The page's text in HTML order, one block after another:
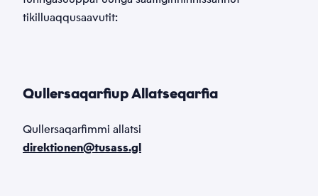
tikilluaqqusaavutit:
Qullersaqarfiup Allatseqarfia
Qullersaqarfimmi allatsi
direktionen@tusass.gl